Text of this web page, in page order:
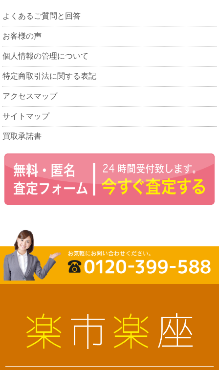
よくあるご質問と回答
お客様の声
個人情報の管理について
特定商取引法に関する表記
アクセスマップ
サイトマップ
買取承諾書